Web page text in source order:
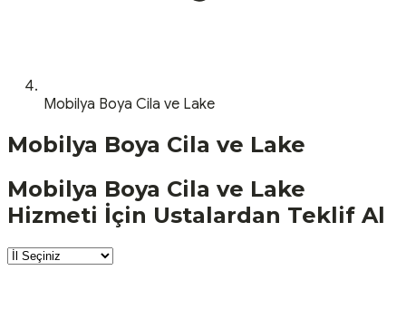
Mobilya Boya Cila ve Lake
Mobilya Boya Cila ve Lake
Mobilya Boya Cila ve Lake
Hizmeti İçin Ustalardan Teklif Al